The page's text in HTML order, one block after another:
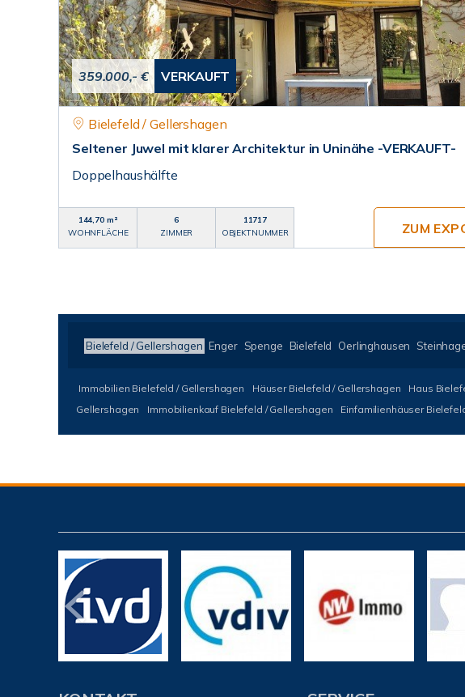
359.000,- € VERKAUFT
Bielefeld / Gellershagen
Seltener Juwel mit klarer Architektur in Uninähe -VERKAUFT-
Doppelhaushälfte
144,70 m²
WOHNFLÄCHE
6
ZIMMER
11717
OBJEKTNUMMER
ZUM
Bielefeld / Gellershagen Enger Spenge Bielefeld Oerlinghausen
Immobilien Bielefeld / Gellershagen Häuser Bielefeld / Gellershagen Haus
Gellershagen
Immobilienkauf Bielefeld / Gellershagen Einfamilienhäuser